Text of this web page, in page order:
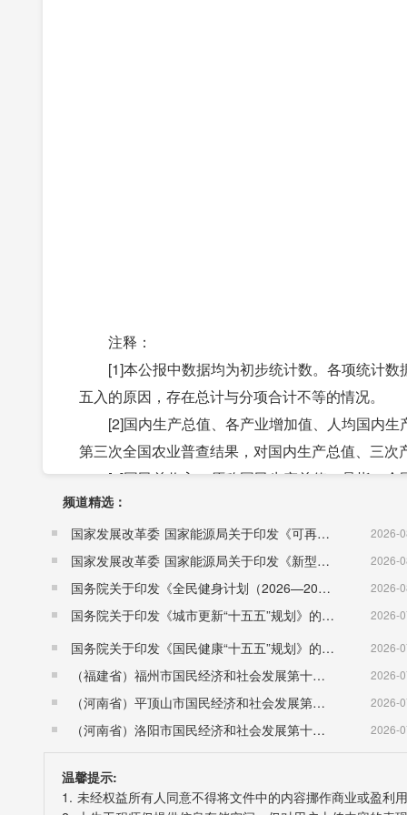
注释：
[1]本公报中数据均为初步统计数。各项统计数
五入的原因，存在总计与分项合计不等的情况。
[2]国内生产总值、各产业增加值、人均国内生
第三次全国农业普查结果，对国内生产总值、三
[3]国民总收入，原称国民生产总值，是指一个
国内生产总值加上来自国外的初次分配收入净额。
[4]农产品生产者价格是指农产品生产者直接出
[5]居住类价格包括租赁房房租、住房保养维修
[6]由于统计制度规定的口径调整、统计执法、
标增速及变化按可比口径计算。
[7]工业战略性新兴产业包括节能环保产业，新
产业，新能源汽车产业等七大产业中的工业相关行
[8]高技术制造业包括医药制造业，航空、航天
疗仪器设备及仪器仪表制造业，信息化学品制造业
[9]规模以上服务业统计范围包括年营业收入
业，信息传输、软件和信息技术服务业，房地产
利、环境和公共设施管理业，教育，卫生和社会
频道精选：
国家发展改革委 国家能源局关于印发《可再生能源发展“十五五”规划》的通知 （发改能源〔2026〕1067号）
2026-
国家发展改革委 国家能源局关于印发《新型电力系统建设“十五五”规划》的通知​ （发改能源〔2026〕942号） 2026-
国务院关于印发《全民健身计划（2026—2030年）》的通知 （国发〔2026〕26号） 2026-
国务院关于印发《城市更新“十五五”规划》的通知（国发〔2026〕12号） 2026-
国务院关于印发《国民健康“十五五”规划》的通知 （国发〔2026〕23号） 2026-
（福建省）福州市国民经济和社会发展第十五个五年规划纲要 2026-
（河南省）平顶山市国民经济和社会发展第十五个五年规划纲要 2026-
（河南省）洛阳市国民经济和社会发展第十五个五年规划纲要 2026-
温馨提示:
1. 未经权益所有人同意不得将文件中的内容挪作商业或盈利